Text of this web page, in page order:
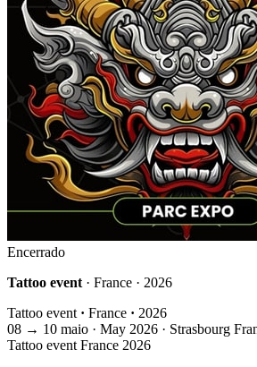
Encerrado
Tattoo event · France · 2026
Tattoo event · France · 2026
08 → 10 maio · May 2026 · Strasbourg
Tattoo event France 2026